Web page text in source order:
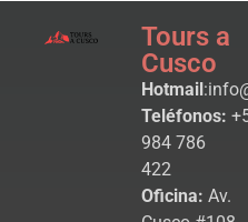
Tours a
Cusco
Hotmail
Teléfonos:
984 786
422
Oficina: Av.